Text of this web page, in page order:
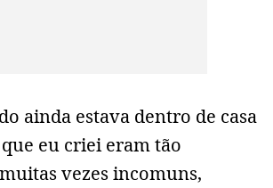
ainda estava dentro de casa
eu criei eram tão
vezes incomuns,